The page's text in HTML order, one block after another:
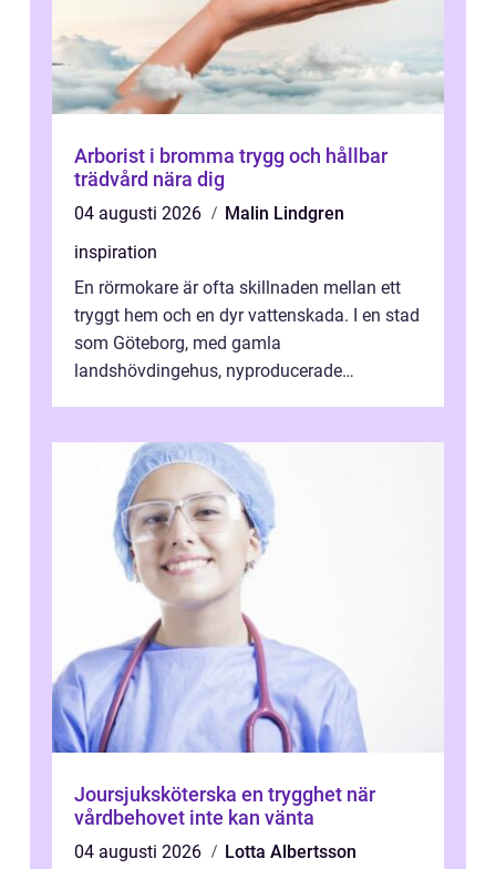
Arborist i bromma trygg och hållbar
trädvård nära dig
04 augusti 2026
Malin Lindgren
inspiration
En rörmokare är ofta skillnaden mellan ett
tryggt hem och en dyr vattenskada. I en stad
som Göteborg, med gamla
landshövdingehus, nyproducerade
Joursjuksköterska en trygghet när
vårdbehovet inte kan vänta
04 augusti 2026 Lotta Albertsson